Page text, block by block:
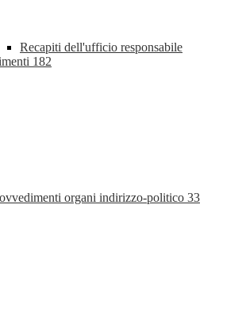
Recapiti dell'ufficio responsabile
182
organi indirizzo-politico 33